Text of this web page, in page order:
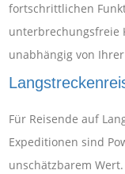
fortschrittlichen
unterbrechungsfreie
unabhängig von
Für Reisende auf
Expeditionen sind
unschätzbarem